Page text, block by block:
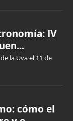
IV
la Uva el 11 de
cómo el